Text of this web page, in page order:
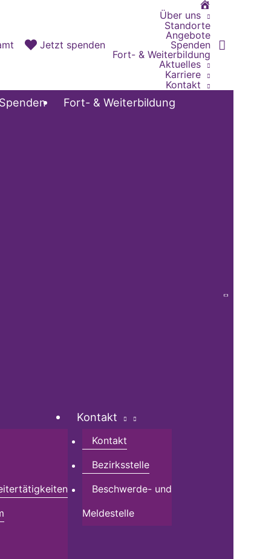
Jetzt spenden
Über uns
Standorte
Angebote
Spenden
Fort- & Weiterbildung
Aktuelles
Karriere
Kontakt
Spenden Fort- & Weiterbildung
Kontakt
Kontakt
Bezirksstelle
Beschwerde- und
Meldestelle